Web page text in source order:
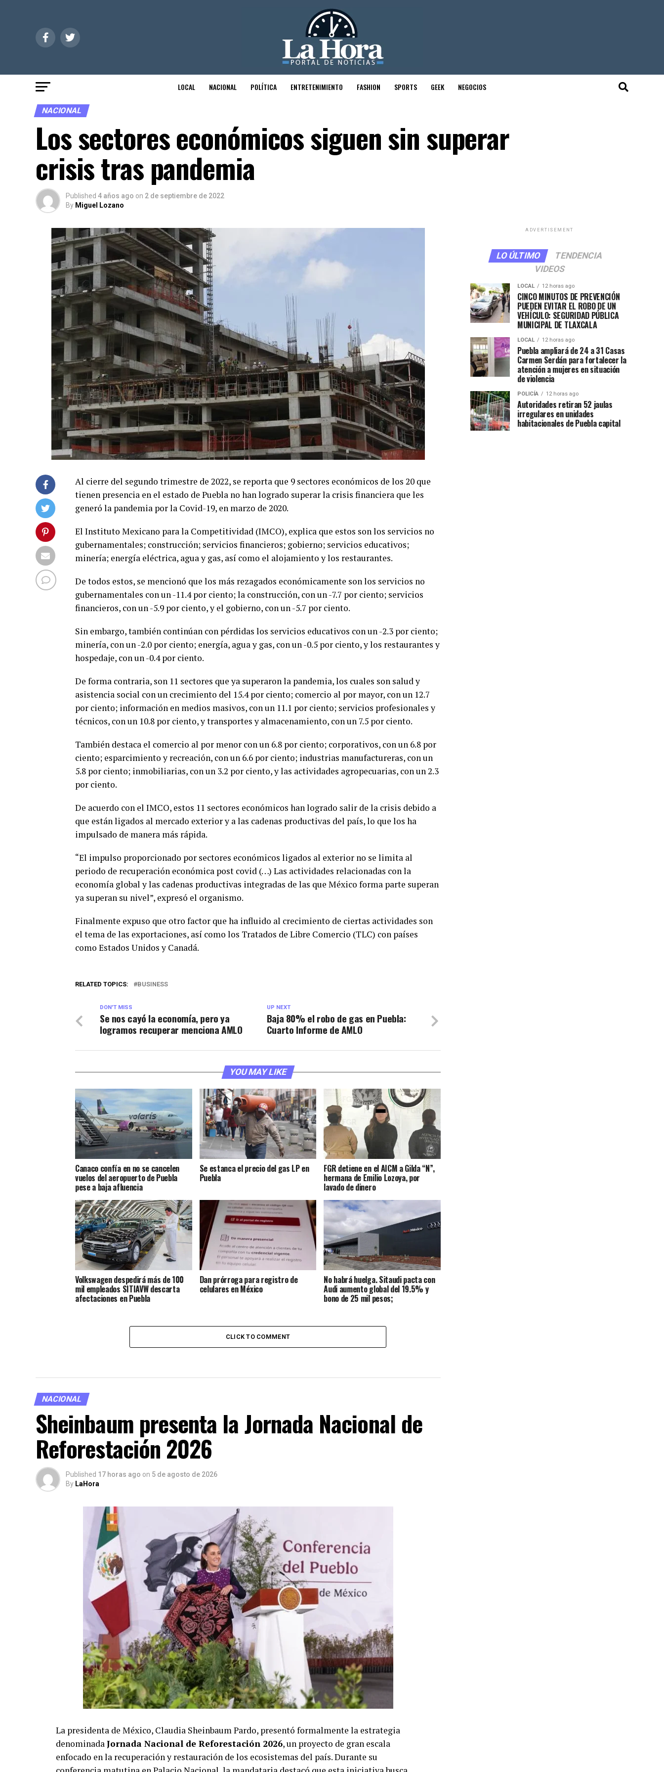
LOCAL NACIONAL POLÍTICA ENTRETENIMIENTO FASHION SPORTS GEEK NEGOCIOS
NACIONAL
Los sectores económicos siguen sin superar
crisis tras pandemia
Published 4 años ago on 2 de septiembre de 2022
By Miguel Lozano
Al cierre del segundo trimestre de 2022, se reporta que 9 sectores económicos de los 20 que
tienen presencia en el estado de Puebla no han logrado superar la crisis financiera que les
generó la pandemia por la Covid-19, en marzo de 2020.
El Instituto Mexicano para la Competitividad (IMCO), explica que estos son los servicios no
gubernamentales; construcción; servicios financieros; gobierno; servicios educativos;
minería; energía eléctrica, agua y gas, así como el alojamiento y los restaurantes.
De todos estos, se mencionó que los más rezagados económicamente son los servicios no
gubernamentales con un -11.4 por ciento; la construcción, con un -7.7 por ciento; servicios
financieros, con un -5.9 por ciento, y el gobierno, con un -5.7 por ciento.
Sin embargo, también continúan con pérdidas los servicios educativos con un -2.3 por ciento;
minería, con un -2.0 por ciento; energía, agua y gas, con un -0.5 por ciento, y los restaurantes y
hospedaje, con un -0.4 por ciento.
De forma contraria, son 11 sectores que ya superaron la pandemia, los cuales son salud y
asistencia social con un crecimiento del 15.4 por ciento; comercio al por mayor, con un 12.7
por ciento; información en medios masivos, con un 11.1 por ciento; servicios profesionales y
técnicos, con un 10.8 por ciento, y transportes y almacenamiento, con un 7.5 por ciento.
También destaca el comercio al por menor con un 6.8 por ciento; corporativos, con un 6.8 por
ciento; esparcimiento y recreación, con un 6.6 por ciento; industrias manufactureras, con un
5.8 por ciento; inmobiliarias, con un 3.2 por ciento, y las actividades agropecuarias, con un 2.3
por ciento.
De acuerdo con el IMCO, estos 11 sectores económicos han logrado salir de la crisis debido a
que están ligados al mercado exterior y a las cadenas productivas del país, lo que los ha
impulsado de manera más rápida.
“El impulso proporcionado por sectores económicos ligados al exterior no se limita al
periodo de recuperación económica post covid (…) Las actividades relacionadas con la
economía global y las cadenas productivas integradas de las que México forma parte superan
ya superan su nivel”, expresó el organismo.
Finalmente expuso que otro factor que ha influido al crecimiento de ciertas actividades son
el tema de las exportaciones, así como los Tratados de Libre Comercio (TLC) con países
como Estados Unidos y Canadá.
RELATED TOPICS: BUSINESS
UP NEXT
Baja 80% el robo de gas en Puebla:
Cuarto Informe de AMLO
DON'T MISS
Se nos cayó la economía, pero ya
logramos recuperar menciona AMLO
YOU MAY LIKE
Canaco confía en no se cancelen
vuelos del aeropuerto de Puebla
pese a baja afluencia
Se estanca el precio del gas LP en
Puebla
FGR detiene en el AICM a Gilda “N”,
hermana de Emilio Lozoya, por
lavado de dinero
Volkswagen despedirá más de 100
mil empleados SITIAVW descarta
afectaciones en Puebla
Dan prórroga para registro de
celulares en México
No habrá huelga. Sitaudi pacta con
Audi aumento global del 19.5% y
bono de 25 mil pesos;
CLICK TO COMMENT
NACIONAL
Sheinbaum presenta la Jornada Nacional de
Reforestación 2026
Published 17 horas ago on 5 de agosto de 2026
By LaHora
La presidenta de México, Claudia Sheinbaum Pardo, presentó formalmente la estrategia
denominadaJornada Nacional de Reforestación 2026, un proyecto de gran escala
enfocado en la recuperación y restauración de los ecosistemas del país. Durante su
ADVERTISEMENT
LO ÚLTIMO
TENDENCIA
VIDEOS
LOCAL 12 horas ago
CINCO MINUTOS DE PREVENCIÓN
PUEDEN EVITAR EL ROBO DE UN
VEHÍCULO: SEGURIDAD PÚBLICA
MUNICIPAL DE TLAXCALA
LOCAL 12 horas ago
Puebla ampliará de 24 a 31 Casas
Carmen Serdán para fortalecer la
atención a mujeres en situación
de violencia
POLICÍA 12 horas ago
Autoridades retiran 52 jaulas
irregulares en unidades
habitacionales de Puebla capital